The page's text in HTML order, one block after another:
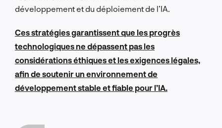
développement et du déploiement de l’IA.
Ces stratégies garantissent que les progrès
technologiques ne dépassent pas les
considérations éthiques et les exigences légales,
afin de soutenir un environnement de
développement stable et fiable pour l’IA.